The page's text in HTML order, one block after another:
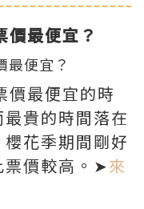
價最便宜？
價最便宜的時
貴的時間落在
花季期間剛好
票價較高。➤來